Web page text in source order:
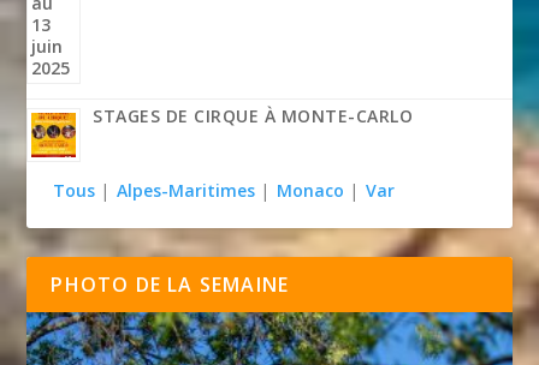
STAGES DE CIRQUE À MONTE-CARLO
Tous | Alpes-Maritimes | Monaco | Var
PHOTO DE LA SEMAINE